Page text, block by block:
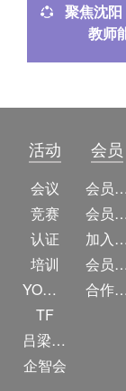
聚焦沈
教师
活动
会议
竞赛
认证
培训
YOCSEF
TF
吕梁振兴
企智会
会员
会员简介
会员权益
加入CCF
会员交费
合作伙伴